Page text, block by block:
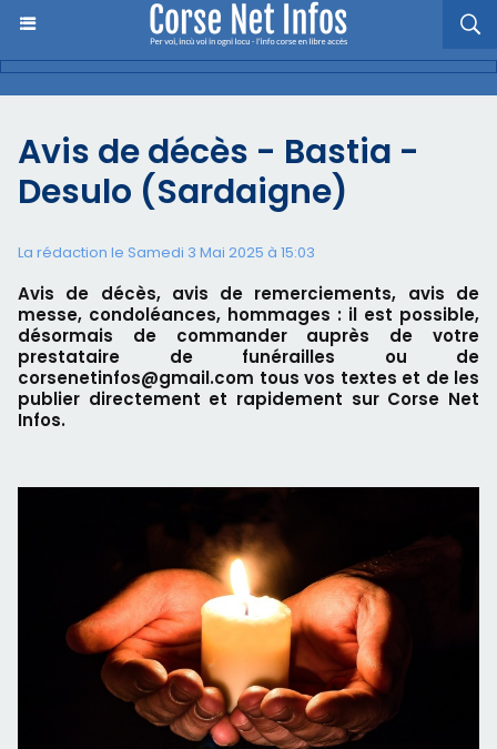
Avis de décès - Bastia -
Desulo (Sardaigne)
La rédaction le Samedi 3 Mai 2025 à 15:03
Avis de décès, avis de remerciements, avis de
messe, condoléances, hommages : il est possible,
désormais de commander auprès de votre
prestataire de funérailles ou de
corsenetinfos@gmail.com tous vos textes et de les
publier directement et rapidement sur Corse Net
Infos.